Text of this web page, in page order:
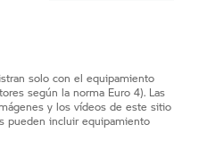
solo con el equipamiento
según la norma Euro 4). Las
y los vídeos de este sitio
pueden incluir equipamiento